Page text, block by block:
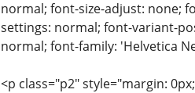
normal; font-size-adjust: none;
settings: normal; font-variant-
normal; font-family: 'Helvetica
<p class="p2" style="margin: